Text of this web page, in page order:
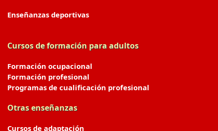
Enseñanzas deportivas
Cursos de formación para adultos
Formación ocupacional
Formación profesional
Programas de cualificación profesional
Otras enseñanzas
Cursos de adaptación